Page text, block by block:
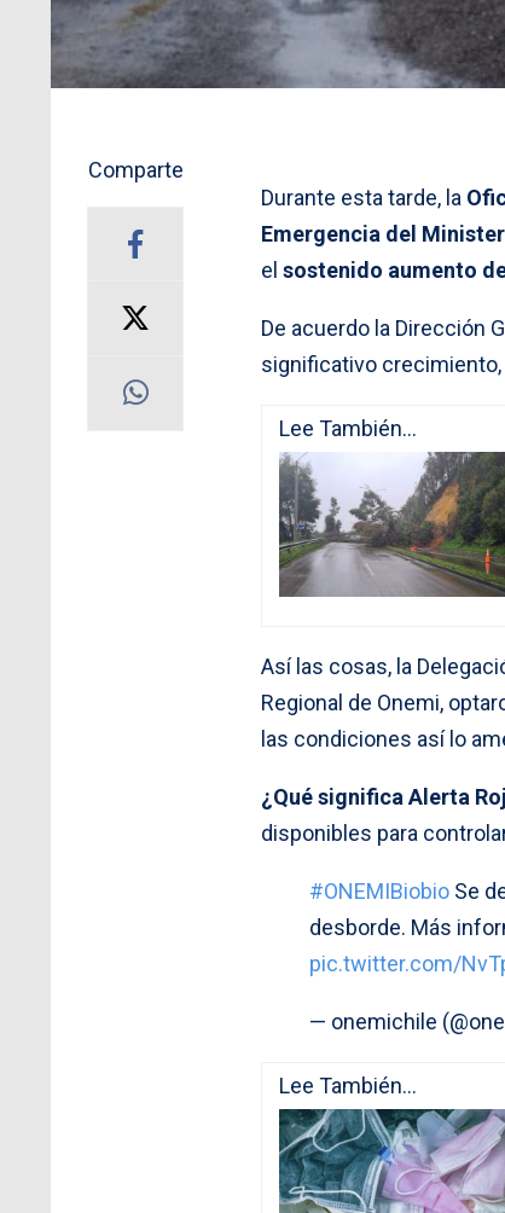
Comparte
Durante esta tarde, la
Emergencia del
el sostenido aumento
De acuerdo la Dirección
significativo crecimiento,
Lee También...
Así las cosas, la
Regional de Onemi,
las condiciones así lo
¿Qué significa Alerta
disponibles para
#ONEMIBiobio Se
desborde. Más
pic.twitter.com/
— onemichile
Lee También...